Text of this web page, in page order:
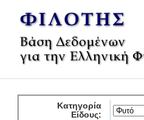
Κατηγορία
Είδους: